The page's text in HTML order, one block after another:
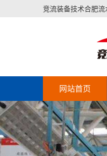
竞流装备技术合肥
网站首页